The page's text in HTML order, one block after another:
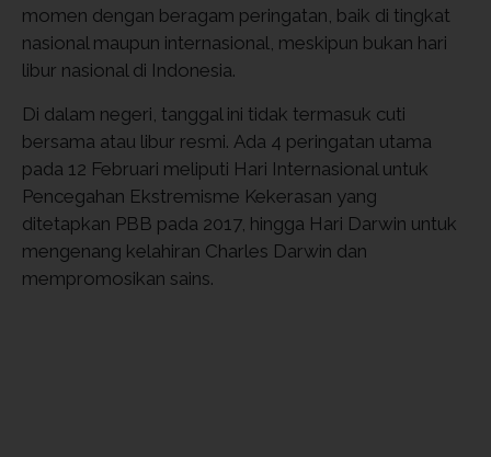
momen dengan beragam peringatan, baik di tingkat
nasional maupun internasional, meskipun bukan hari
libur nasional di Indonesia.
Di dalam negeri, tanggal ini tidak termasuk cuti
bersama atau libur resmi. Ada 4 peringatan utama
pada 12 Februari meliputi Hari Internasional untuk
Pencegahan Ekstremisme Kekerasan yang
ditetapkan PBB pada 2017, hingga Hari Darwin untuk
mengenang kelahiran Charles Darwin dan
mempromosikan sains.